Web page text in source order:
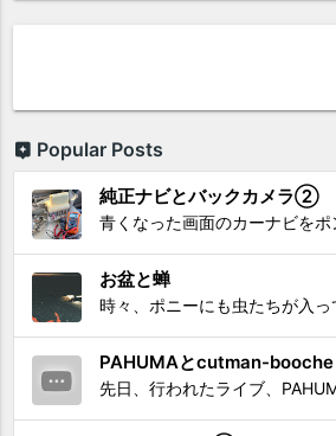
Popular Posts
純正ナビとバックカメラ②
お盆と蝉
PAHUMAとcutman-booche